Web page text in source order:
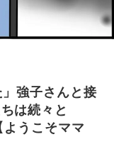
」強子さんと接
は続々と
うこそママ